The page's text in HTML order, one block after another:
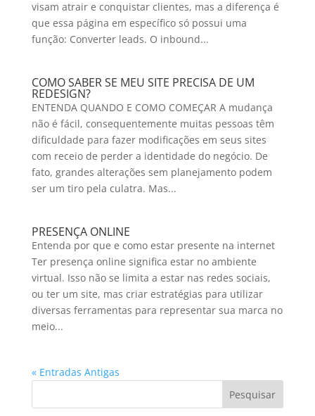
visam atrair e conquistar clientes, mas a diferença é
que essa página em específico só possui uma
função: Converter leads. O inbound...
COMO SABER SE MEU SITE PRECISA DE UM
REDESIGN?
ENTENDA QUANDO E COMO COMEÇAR A mudança
não é fácil, consequentemente muitas pessoas têm
dificuldade para fazer modificações em seus sites
com receio de perder a identidade do negócio. De
fato, grandes alterações sem planejamento podem
ser um tiro pela culatra. Mas...
PRESENÇA ONLINE
Entenda por que e como estar presente na internet
Ter presença online significa estar no ambiente
virtual. Isso não se limita a estar nas redes sociais,
ou ter um site, mas criar estratégias para utilizar
diversas ferramentas para representar sua marca no
meio...
« Entradas Antigas